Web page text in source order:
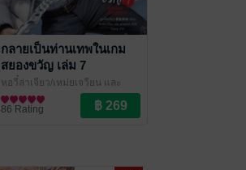
กลายเป็นท่านเทพในเกม
สยองขวัญ เล่ม 7
หูอวี๋ล่าเจียว/เหม่ยเจวียน และ
xiinxiin/ Lilac Novel
นิยายวาย Boy Love / Yaoi
86 Rating